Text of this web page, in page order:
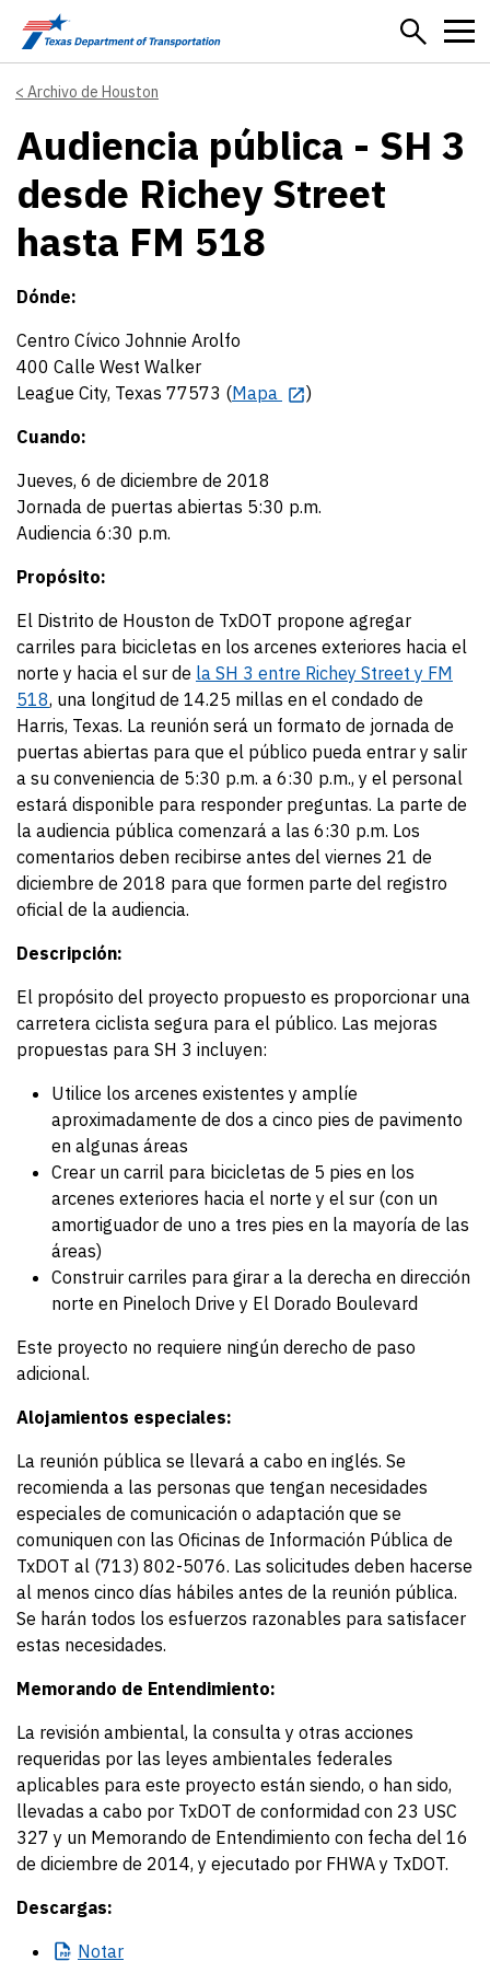
Skip to main content
Archivo de Houston
Audiencia pública - SH 3
desde Richey Street
hasta FM 518
Dónde:
Centro Cívico Johnnie Arolfo
400 Calle West Walker
League City, Texas 77573 (Mapa
)
Cuando:
Jueves, 6 de diciembre de 2018
Jornada de puertas abiertas 5:30 p.m.
Audiencia 6:30 p.m.
Propósito:
El Distrito de Houston de TxDOT propone agregar
carriles para bicicletas en los arcenes exteriores hacia el
norte y hacia el sur de la SH 3 entre Richey Street y FM
518, una longitud de 14.25 millas en el condado de
Harris, Texas. La reunión será un formato de jornada de
puertas abiertas para que el público pueda entrar y salir
a su conveniencia de 5:30 p.m. a 6:30 p.m., y el personal
estará disponible para responder preguntas. La parte de
la audiencia pública comenzará a las 6:30 p.m. Los
comentarios deben recibirse antes del viernes 21 de
diciembre de 2018 para que formen parte del registro
oficial de la audiencia.
Descripción:
El propósito del proyecto propuesto es proporcionar una
carretera ciclista segura para el público. Las mejoras
propuestas para SH 3 incluyen:
Utilice los arcenes existentes y amplíe
aproximadamente de dos a cinco pies de pavimento
en algunas áreas
Crear un carril para bicicletas de 5 pies en los
arcenes exteriores hacia el norte y el sur (con un
amortiguador de uno a tres pies en la mayoría de las
áreas)
Construir carriles para girar a la derecha en dirección
norte en Pineloch Drive y El Dorado Boulevard
Este proyecto no requiere ningún derecho de paso
adicional.
Alojamientos especiales:
La reunión pública se llevará a cabo en inglés. Se
recomienda a las personas que tengan necesidades
especiales de comunicación o adaptación que se
comuniquen con las Oficinas de Información Pública de
TxDOT al (713) 802-5076. Las solicitudes deben hacerse
al menos cinco días hábiles antes de la reunión pública.
Se harán todos los esfuerzos razonables para satisfacer
estas necesidades.
Memorando de Entendimiento:
La revisión ambiental, la consulta y otras acciones
requeridas por las leyes ambientales federales
aplicables para este proyecto están siendo, o han sido,
llevadas a cabo por TxDOT de conformidad con 23 USC
327 y un Memorando de Entendimiento con fecha del 16
de diciembre de 2014, y ejecutado por FHWA y TxDOT.
Descargas:
Notar